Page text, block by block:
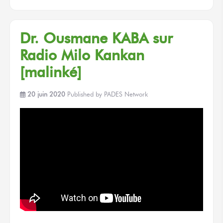
Dr. Ousmane KABA sur
Radio Milo Kankan
[malinké]
20 juin 2020 Published by PADES Network